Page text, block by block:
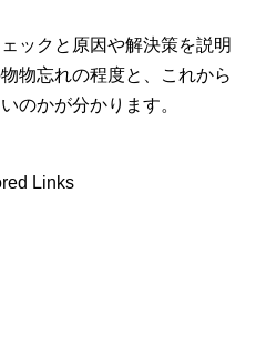
ックと原因や解決策を説明
物忘れの程度と、これから
のかが分かります。
Links